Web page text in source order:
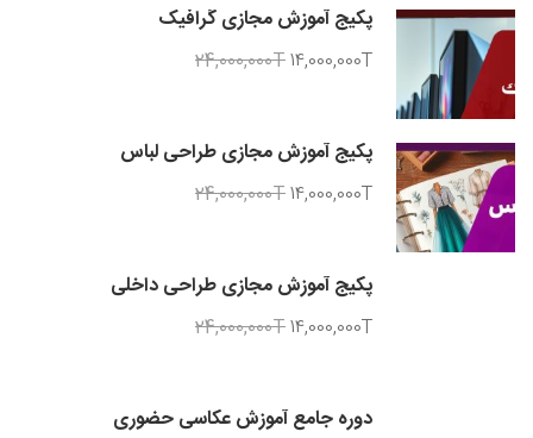
پکیج آموزش مجازی گرافیک
24,000,000T14,000,000T
پکیج آموزش مجازی طراحی لباس
24,000,000T14,000,000T
پکیج آموزش مجازی طراحی داخلی
24,000,000T14,000,000T
دوره جامع آموزش عکاسی حضوری